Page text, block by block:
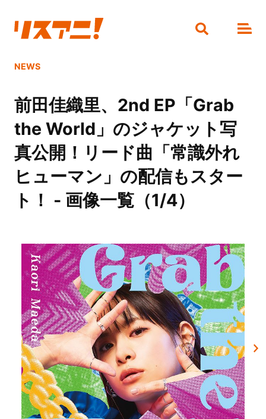
NEWS
前田佳織里、2nd EP「Grab
the World」のジャケット写
真公開！リード曲「常識外れ
ヒューマン」の配信もスター
ト！ - 画像一覧（1/4）